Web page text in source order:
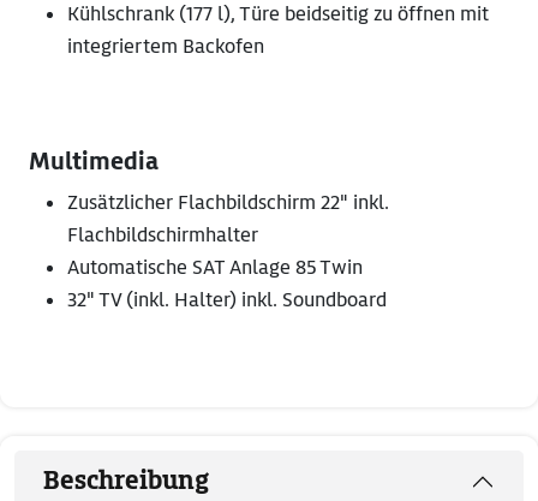
Kühlschrank (177 l), Türe beidseitig zu öffnen mit
integriertem Backofen
Multimedia
Zusätzlicher Flachbildschirm 22" inkl.
Flachbildschirmhalter
Automatische SAT Anlage 85 Twin
32" TV (inkl. Halter) inkl. Soundboard
Beschreibung